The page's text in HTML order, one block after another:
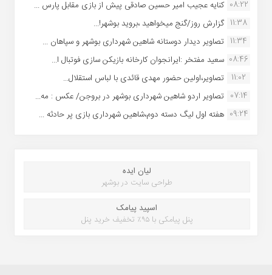
08:22 کنایه عجیب امیر حسین صادقی پیش از بازی مقابل پارس ...
11:38 گزارش روز/گنج میخواهید ،بروید بوشهر!...
11:34 تصاویر دیدار دوستانه شاهین شهردارى بوشهر و سپاهان ...
08:46 سعید مفتخر :ایرانجوان کارخانه بازیکن سازی فوتبال ا...
11:02
تصاویر،اولین حضور مهدی قائدی با لباس استقلال...
07:14 تصاویر اردو شاهین شهرداری بوشهر در بروجن/ عکس : مه...
09:24 هفته اول لیگ دسته دوم،شاهین شهرداری بازی پر حادثه ...
لیان ایده
طراحی سایت در بوشهر
اسپید پیامک
پنل پیامکی با ۹۵٪ تخفیف خرید پنل